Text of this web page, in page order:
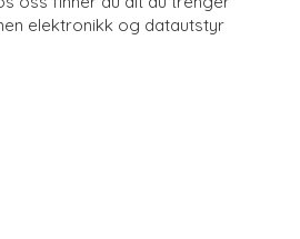
elektronikk og datautstyr